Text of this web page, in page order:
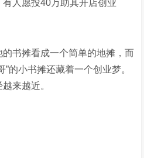
书摊看成一个简单的地摊，而
的小书摊还藏着一个创业梦。
来越近。